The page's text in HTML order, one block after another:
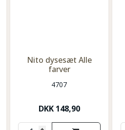
Nito dysesæt Alle
farver
4707
DKK 148,90